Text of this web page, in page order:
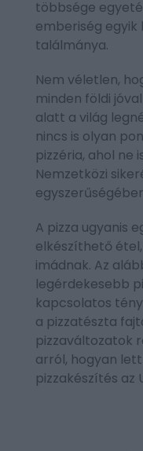
többsége
emberiség
találmánya.
Nem véletlen,
minden földi
alatt a világ
nincs is olyan
pizzéria, ahol ne
Nemzetközi
A pizza ugyanis
elkészíthető
imádnak. Az
legérdekesebb
kapcsolatos
a pizzatészta
pizzaváltozatok
arról, hogyan
pizzakészítés az